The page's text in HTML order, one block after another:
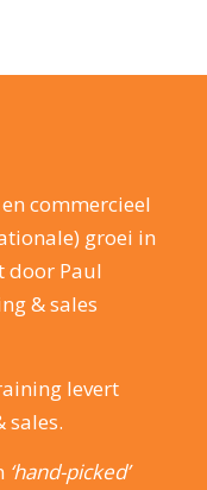
commercieel
groei in
door Paul
& sales
levert
sales.
‘hand-picked’